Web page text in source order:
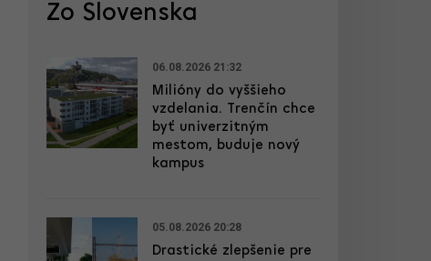
Zo Slovenska
06.08.2026 21:32
Milióny do vyššieho
vzdelania. Trenčín chce
byť univerzitným
mestom, buduje nový
kampus
05.08.2026 20:28
Drastické zlepšenie pre